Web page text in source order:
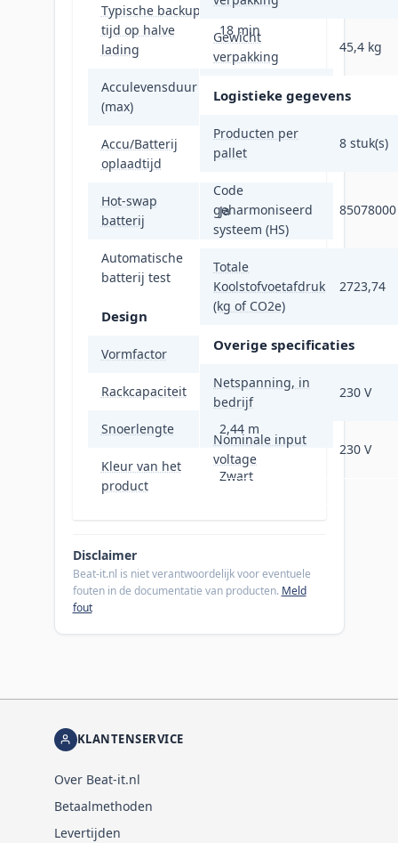
Typische backup
tijd op halve
lading
18 min
Acculevensduur
(max)
5 jaar
Accu/Batterij
oplaadtijd
3 uur
Hot-swap
batterij
Ja
Automatische
batterij test
Ja
Design
Vormfactor Rackmontage/toren
Rackcapaciteit 2U
Snoerlengte 2,44 m
Kleur van het
product
Zwart
Gewicht
verpakking
45,4 kg
Logistieke gegevens
Producten per
pallet
8 stuk(s)
Code
geharmoniseerd
systeem (HS)
85078000
Totale
Koolstofvoetafdruk
(kg of CO2e)
2723,74
Overige specificaties
Netspanning, in
bedrijf
230 V
Nominale input
voltage
230 V
Disclaimer
Beat-it.nl is niet verantwoordelijk voor eventuele
fouten in de documentatie van producten. Meld
fout
KLANTENSERVICE
Over Beat-it.nl
Betaalmethoden
Levertijden